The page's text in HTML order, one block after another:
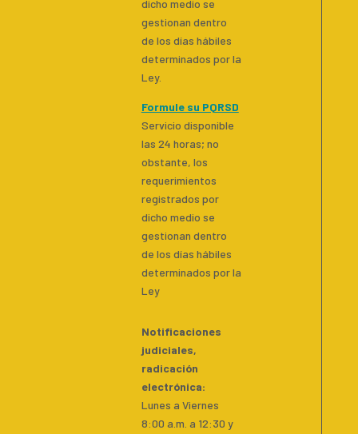
dicho medio se
gestionan dentro
de los días hábiles
determinados por la
Ley.
Formule su PQRSD
Servicio disponible
las 24 horas; no
obstante, los
requerimientos
registrados por
dicho medio se
gestionan dentro
de los días hábiles
determinados por la
Ley
Notificaciones
judiciales,
radicación
electrónica:
Lunes a Viernes
8:00 a.m. a 12:30 y